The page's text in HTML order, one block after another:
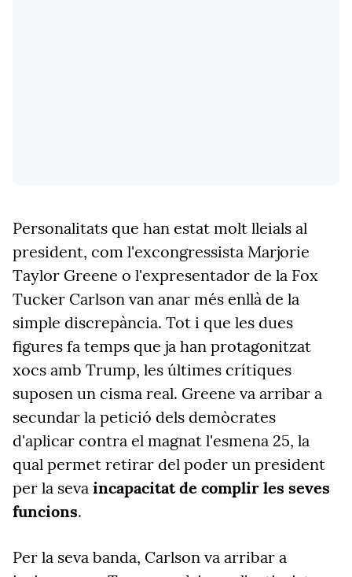
Personalitats que han estat molt lleials al
president, com l'excongressista Marjorie
Taylor Greene o l'expresentador de la Fox
Tucker Carlson van anar més enllà de la
simple discrepància. Tot i que les dues
figures fa temps que ja han protagonitzat
xocs amb Trump, les últimes crítiques
suposen un cisma real. Greene va arribar a
secundar la petició dels demòcrates
d'aplicar contra el magnat l'esmena 25, la
qual permet retirar del poder un president
per la seva incapacitat de complir les seves
funcions.
Per la seva banda, Carlson va arribar a